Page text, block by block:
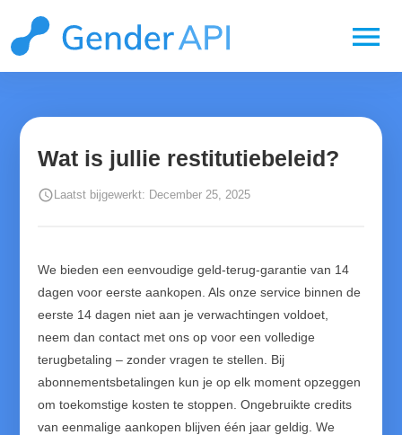
menu
Wat is jullie restitutiebeleid?
schedule Laatst bijgewerkt: December 25, 2025
We bieden een eenvoudige geld-terug-garantie van 14
dagen voor eerste aankopen. Als onze service binnen de
eerste 14 dagen niet aan je verwachtingen voldoet,
neem dan contact met ons op voor een volledige
terugbetaling – zonder vragen te stellen. Bij
abonnementsbetalingen kun je op elk moment opzeggen
om toekomstige kosten te stoppen. Ongebruikte credits
van eenmalige aankopen blijven één jaar geldig. We